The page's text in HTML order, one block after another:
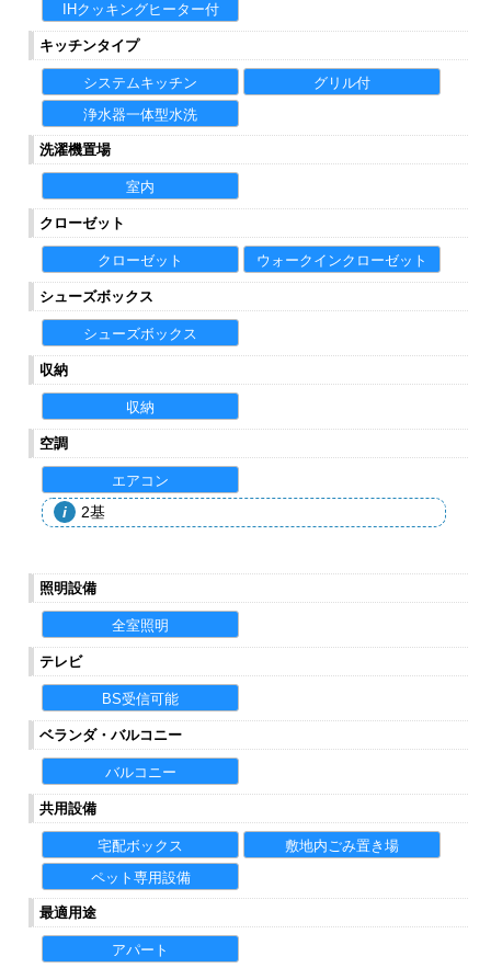
IHクッキングヒーター付
キッチンタイプ
システムキッチン
グリル付
浄水器一体型水洗
洗濯機置場
室内
クローゼット
クローゼット ウォークインクローゼット
シューズボックス
シューズボックス
収納
収納
空調
エアコン
2基
照明設備
全室照明
テレビ
BS受信可能
ベランダ・バルコニー
バルコニー
共用設備
宅配ボックス
敷地内ごみ置き場
ペット専用設備
最適用途
アパート